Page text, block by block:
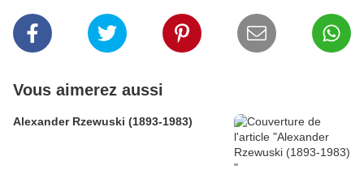
Vous aimerez aussi
Alexander Rzewuski (1893-1983)